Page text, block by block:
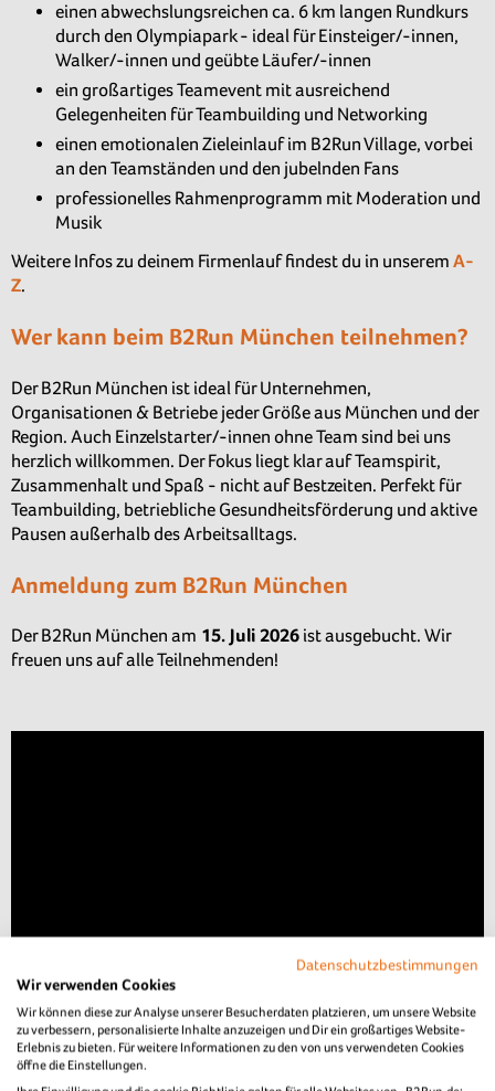
einen abwechslungsreichen ca. 6 km langen Rundkurs
durch den Olympiapark - ideal für Einsteiger/-innen,
Walker/-innen und geübte Läufer/-innen
ein großartiges Teamevent mit ausreichend
Gelegenheiten für Teambuilding und Networking
einen emotionalen Zieleinlauf im B2Run Village, vorbei
an den Teamständen und den jubelnden Fans
professionelles Rahmenprogramm mit Moderation und
Musik
Weitere Infos zu deinem Firmenlauf findest du in unserem A-
Z.
Wer kann beim B2Run München teilnehmen?
Der B2Run München ist ideal für Unternehmen,
Organisationen & Betriebe jeder Größe aus München und der
Region. Auch Einzelstarter/-innen ohne Team sind bei uns
herzlich willkommen. Der Fokus liegt klar auf Teamspirit,
Zusammenhalt und Spaß - nicht auf Bestzeiten. Perfekt für
Teambuilding, betriebliche Gesundheitsförderung und aktive
Pausen außerhalb des Arbeitsalltags.
Anmeldung zum B2Run München
Der B2Run München am 15. Juli 2026 ist ausgebucht. Wir
freuen uns auf alle Teilnehmenden!
Datenschutzbestimmungen
Wir verwenden Cookies
Wir können diese zur Analyse unserer Besucherdaten platzieren, um unsere Website
zu verbessern, personalisierte Inhalte anzuzeigen und Dir ein großartiges Website-
Erlebnis zu bieten. Für weitere Informationen zu den von uns verwendeten Cookies
öffne die Einstellungen.